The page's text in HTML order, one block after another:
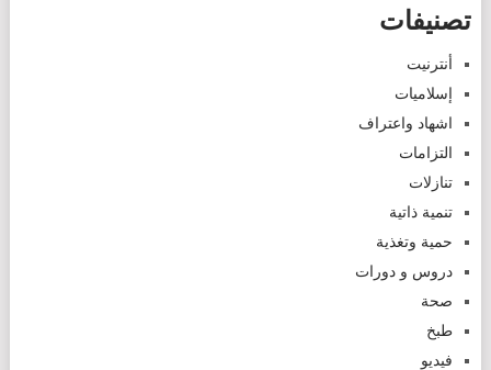
تصنيفات
أنترنيت
إسلاميات
اشهاد واعتراف
التزامات
تنازلات
تنمية ذاتية
حمية وتغذية
دروس و دورات
صحة
طبخ
فيديو